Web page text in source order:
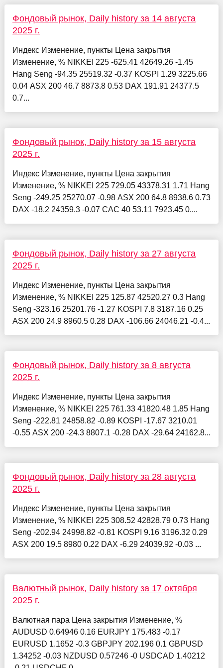
Фондовый рынок, Daily history за 14 августа
2025 г.
Индекс Изменение, пункты Цена закрытия
Изменение, % NIKKEI 225 -625.41 42649.26 -1.45
Hang Seng -94.35 25519.32 -0.37 KOSPI 1.29 3225.66
0.04 ASX 200 46.7 8873.8 0.53 DAX 191.91 24377.5
0.7...
Фондовый рынок, Daily history за 15 августа
2025 г.
Индекс Изменение, пункты Цена закрытия
Изменение, % NIKKEI 225 729.05 43378.31 1.71 Hang
Seng -249.25 25270.07 -0.98 ASX 200 64.8 8938.6 0.73
DAX -18.2 24359.3 -0.07 CAC 40 53.11 7923.45 0....
Фондовый рынок, Daily history за 27 августа
2025 г.
Индекс Изменение, пункты Цена закрытия
Изменение, % NIKKEI 225 125.87 42520.27 0.3 Hang
Seng -323.16 25201.76 -1.27 KOSPI 7.8 3187.16 0.25
ASX 200 24.9 8960.5 0.28 DAX -106.66 24046.21 -0.4...
Фондовый рынок, Daily history за 8 августа
2025 г.
Индекс Изменение, пункты Цена закрытия
Изменение, % NIKKEI 225 761.33 41820.48 1.85 Hang
Seng -222.81 24858.82 -0.89 KOSPI -17.67 3210.01
-0.55 ASX 200 -24.3 8807.1 -0.28 DAX -29.64 24162.8...
Фондовый рынок, Daily history за 28 августа
2025 г.
Индекс Изменение, пункты Цена закрытия
Изменение, % NIKKEI 225 308.52 42828.79 0.73 Hang
Seng -202.94 24998.82 -0.81 KOSPI 9.16 3196.32 0.29
ASX 200 19.5 8980 0.22 DAX -6.29 24039.92 -0.03 ...
Валютный рынок, Daily history за 17 октября
2025 г.
Валютная пара Цена закрытия Изменение, %
AUDUSD 0.64946 0.16 EURJPY 175.483 -0.17
EURUSD 1.1652 -0.3 GBPJPY 202.196 0.1 GBPUSD
1.34252 -0.03 NZDUSD 0.57246 -0 USDCAD 1.40212